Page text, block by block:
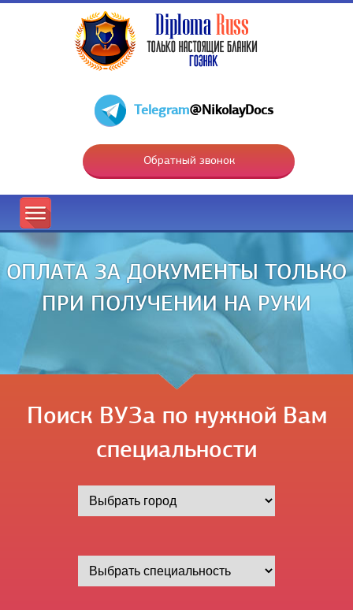
Telegram@NikolayDocs
Обратный звонок
ОПЛАТА ЗА ДОКУМЕНТЫ ТОЛЬКО
ПРИ ПОЛУЧЕНИИ НА РУКИ
Поиск ВУЗа по нужной Вам
специальности